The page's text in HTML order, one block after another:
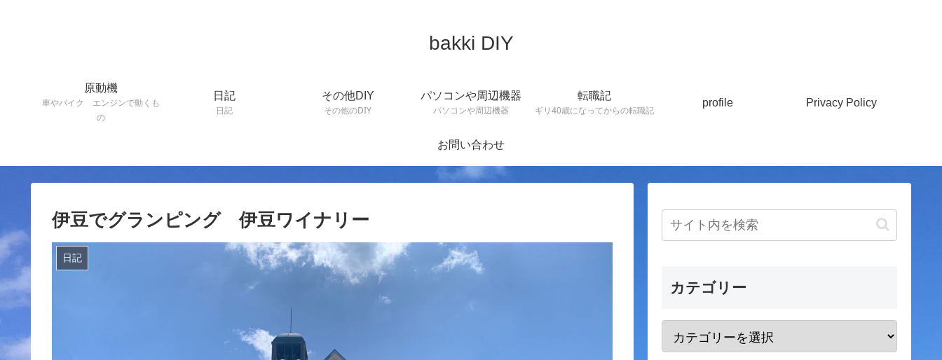
bakki DIY
原動機
車やバイク エンジンで動くも
の
日記
日記
その他DIY
その他のDIY
パソコンや周辺機器
パソコンや周辺機器
転職記
ギリ40歳になってからの転職記
profile Privacy Policy
お問い合わせ
伊豆でグランピング 伊豆ワイナリー
日記
カテゴリー